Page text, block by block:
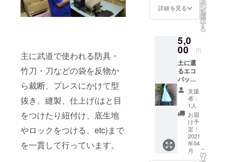
主に武道で使われる防具・
竹刀・刀などの袋を反物か
ら裁断、プレスにかけて型
抜き、縫製、仕上げ(はと目
をつけたり紐付け、底生地
やロックをつける、etc)まで
を一貫して行っています。
詳細を見る ー
ン
を
選
択
す
る
5,0
00 円
土に還
るエコ
バッ
グ －
肩から
掛けれ
る長さ
ver－
支援
者：
1人
お届
け予
定：
2021
年04
月
こ
の
リ